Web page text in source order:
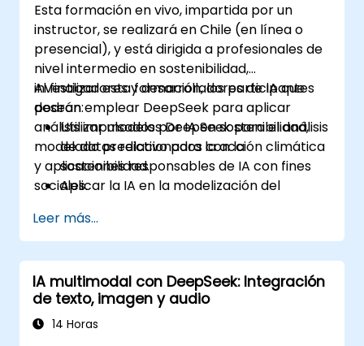
Esta formación en vivo, impartida por un
instructor, se realizará en Chile (en línea o
presencial), y está dirigida a profesionales de
nivel intermedio en sostenibilidad,
investigadores y desarrolladores de IA que
desean emplear DeepSeek para aplicar
análisis impulsados por IA en sostenibilidad,
modelado predictivo para la acción climática
y aplicaciones responsables de IA con fines
sociales.
Al finalizar esta formación, los participantes
podrán:
Utilizar modelos DeepSeek para el análisis
de datos relacionados con la
sostenibilidad.
Aplicar la IA en la modelización del
recursos y la monitorización de la
biodiversidad.
Desarrollar soluciones basadas en IA para
el impacto social y los Objetivos de
Desarrollo Sostenible (ODS).
Garantizar prácticas responsables de IA
Leer más...
IA multimodal con DeepSeek: Integración
de texto, imagen y audio
14 Horas